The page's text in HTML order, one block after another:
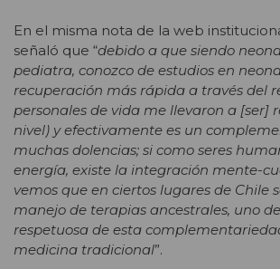
En el misma nota de la web
señaló que “debido a que siendo
pediatra, conozco de estudios en
recuperación más rápida a través del
personales de vida me llevaron a [ser]
nivel) y efectivamente es un
muchas dolencias; si como seres
energía, existe la integración mente-
vemos que en ciertos lugares de Chile
manejo de terapias ancestrales, uno
respetuosa de esta
medicina tradicional”.